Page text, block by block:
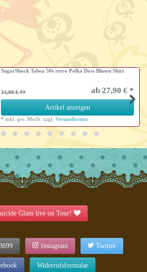
SugarShock Tabea 50s retro Polka Dots Blusen Shirt
34,90 € ab 27,90 € *
Artikel anzeigen
*inkl. ges. MwSt. zzgl.Versandkosten
Glam live on Tour!
Instagram Twitter
Widerrufsformular